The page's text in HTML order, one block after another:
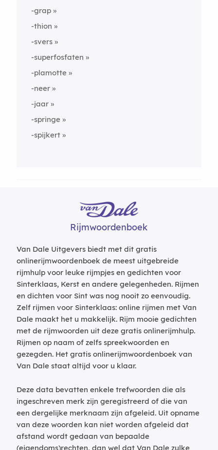
-grap
-thion
-svers
-superfosfaten
-plamotte
-neer
-jaar
-springe
-spijkert
Rijmwoordenboek
Van Dale Uitgevers biedt met dit gratis
onlinerijmwoordenboek de meest uitgebreide
rijmhulp voor leuke rijmpjes en gedichten voor
Sinterklaas, Kerst en andere gelegenheden. Rijmen
en dichten voor Sint was nog nooit zo eenvoudig.
Zelf rijmen voor Sinterklaas: online rijmen met Van
Dale maakt het u makkelijk. Rijm mooie gedichten
met de rijmwoorden uit deze gratis onlinerijmhulp.
Rijmen op naam of zelfs spreekwoorden en
gezegden. Het gratis onlinerijmwoordenboek van
Van Dale staat altijd voor u klaar.
Deze data bevatten enkele trefwoorden die als
ingeschreven merk zijn geregistreerd of die van
een dergelijke merknaam zijn afgeleid. Uit opname
van deze woorden kan niet worden afgeleid dat
afstand wordt gedaan van bepaalde
(eigendoms)rechten, dan wel dat Van Dale zulke